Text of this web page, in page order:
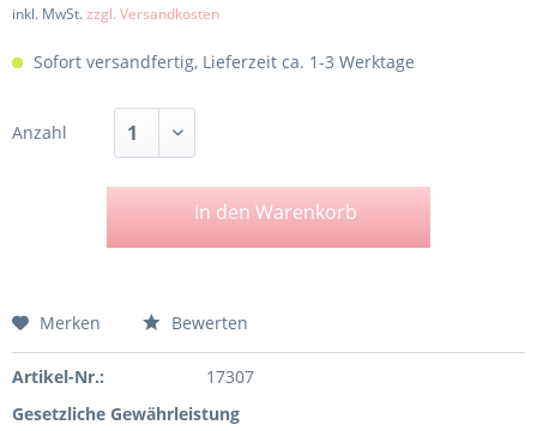
inkl. MwSt.zzgl. Versandkosten
Sofort versandfertig, Lieferzeit ca. 1-3 Werktage
Anzahl
In den Warenkorb
Merken Bewerten
Artikel-Nr.:
17307
Gesetzliche Gewährleistung